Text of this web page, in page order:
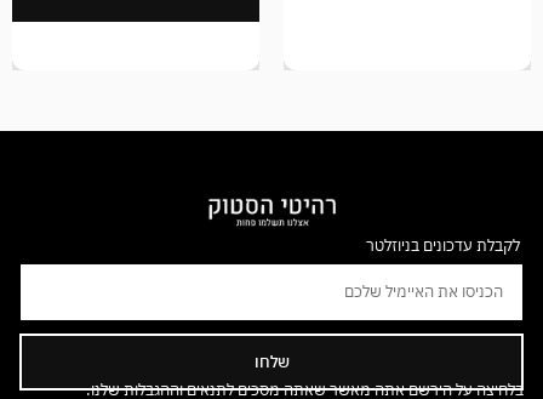
לקבלת עדכונים בניוזלטר
שלחו
בלחיצה על הירשם אתה מאשר שאתה מסכים לתנאים וההגבלות שלנו.